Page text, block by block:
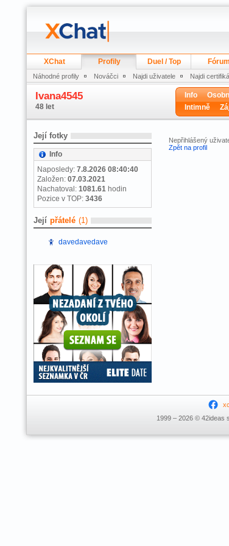
XChat Profily Duel / Top Fórum
Náhodné profily Nováčci Najdi uživatele Najdi
Ivana4545
48 let
Info
Intimně
Její fotky
Info
Naposledy: 7.8.2026 08:40:40
Založen: 07.03.2021
Nachatoval: 1081.61 hodin
Pozice v TOP: 3436
Její přátelé (1)
davedavedave
Nepřihlášený
Zpět na profil
1999 – 2026 © 42ideas